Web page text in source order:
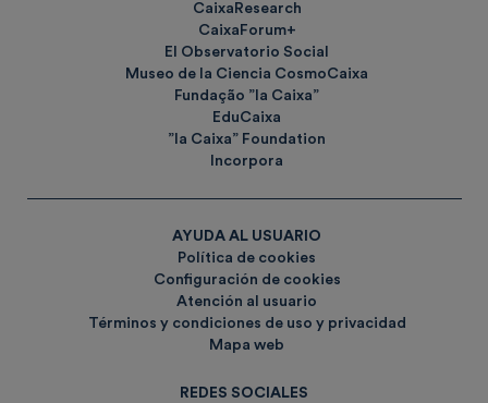
CaixaResearch
CaixaForum+
El Observatorio Social
Museo de la Ciencia CosmoCaixa
Fundação ”la Caixa”
EduCaixa
”la Caixa” Foundation
Incorpora
AYUDA AL USUARIO
Política de cookies
Configuración de cookies
Atención al usuario
Términos y condiciones de uso y privacidad
Mapa web
REDES SOCIALES